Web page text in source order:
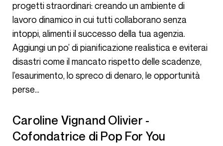
progetti straordinari: creando un ambiente di
lavoro dinamico in cui tutti collaborano senza
intoppi, alimenti il successo della tua agenzia.
Aggiungi un po’ di pianificazione realistica e eviterai
disastri come il mancato rispetto delle scadenze,
l’esaurimento, lo spreco di denaro, le opportunità
perse…
Caroline Vignand Olivier -
Cofondatrice di Pop For You